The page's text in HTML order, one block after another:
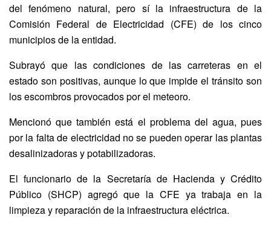
del fenómeno natural, pero sí la infraestructura de la
Comisión Federal de Electricidad (CFE) de los cinco
municipios de la entidad.
Subrayó que las condiciones de las carreteras en el
estado son positivas, aunque lo que impide el tránsito son
los escombros provocados por el meteoro.
Mencionó que también está el problema del agua, pues
por la falta de electricidad no se pueden operar las plantas
desalinizadoras y potabilizadoras.
El funcionario de la Secretaría de Hacienda y Crédito
Público (SHCP) agregó que la CFE ya trabaja en la
limpieza y reparación de la infraestructura eléctrica.